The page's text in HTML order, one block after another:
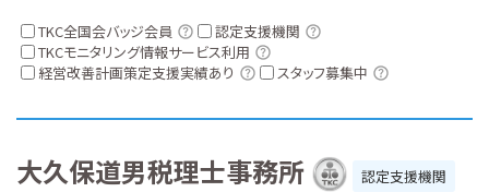
TKC全国会バッジ会員
認定支援機関
TKCモニタリング情報サービス利用
経営改善計画策定支援実績あり
スタッフ募集中
大久保道男税理士事務所
認定支援機関